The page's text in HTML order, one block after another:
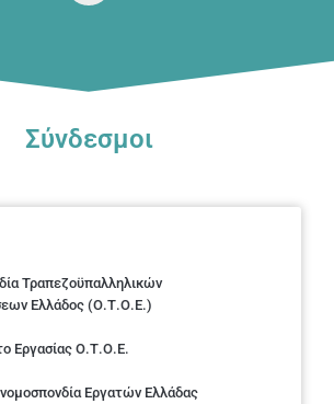
Σύνδεσμοι
Τραπεζοϋπαλληλικών
Ελλάδος (Ο.Τ.Ο.Ε.)
Εργασίας Ο.Τ.Ο.Ε.
Εργατών Ελλάδας